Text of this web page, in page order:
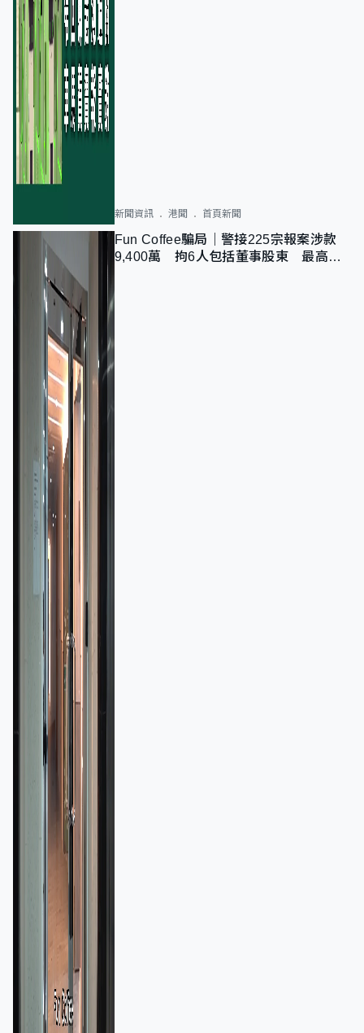
新聞資訊 港聞 首頁新聞
Fun Coffee騙局｜警接225宗報案涉款
9,400萬 拘6人包括董事股東 最高金